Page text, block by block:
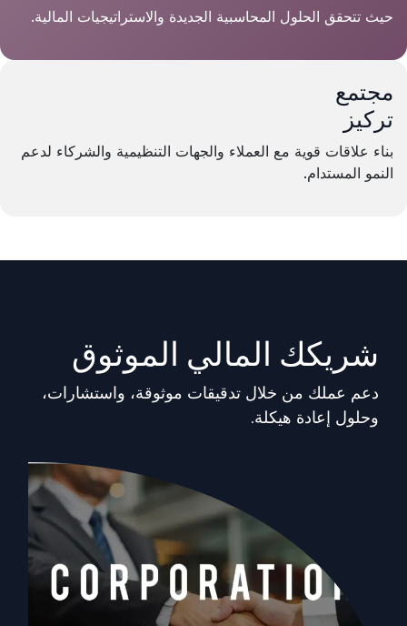
حيث تتحقق الحلول المحاسبية الجديدة والاستراتيجيات المالية.
مجتمع
تركيز
بناء علاقات قوية مع العملاء والجهات التنظيمية والشركاء لدعم
النمو المستدام.
شريكك المالي الموثوق
دعم عملك من خلال تدقيقات موثوقة، واستشارات،
وحلول إعادة هيكلة.